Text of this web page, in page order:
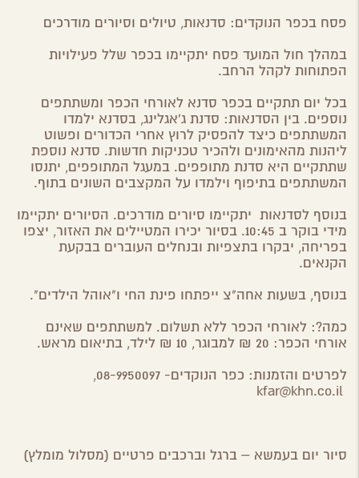
פסח בכפר הנוקדים: סדנאות, טיולים וסיורים מודרכים
במהלך חול המועד פסח יתקיימו בכפר שלל פעילויות
הפתוחות לקהל הרחב.
בכל יום תתקיים בכפר סדנא לאורחי הכפר ומשתתפים
נוספים. בין הסדנאות: סדנת ג'אגלינג, בסדנא ילמדו
המשתתפים כיצד להפסיק לרוץ אחרי הכדורים ופשוט
ליהנות מהאימונים ולהכיר טכניקות חדשות. סדנא נוספת
שתתקיים היא סדנת מתופפים. במעגל המתופפים, יתנסו
המשתתפים בתיפוף וילמדו על המקצבים השונים בתוף.
בנוסף לסדנאות יתקיימו סיורים מודרכים. הסיורים יתקיימו
מידי בוקר ב 10:45. בסיור יכירו המטיילים את האזור, יצפו
בפריחה, יבקרו בתצפיות ובנחלים העוברים בבקעת
הקנאים.
בנוסף, בשעות אחה"צ ייפתחו פינת החי ו"אוהל הילדים".
כמה?: לאורחי הכפר ללא תשלום. למשתתפים שאינם
אורחי הכפר: 20 ₪ למבוגר, 10 ₪ לילד, בתיאום מראש
.
לפרטים והזמנות: כפר הנוקדים- 08-9950097,
סיור יום בעמשא – ברגל וברכבים פרטיים (מסלול מומלץ)